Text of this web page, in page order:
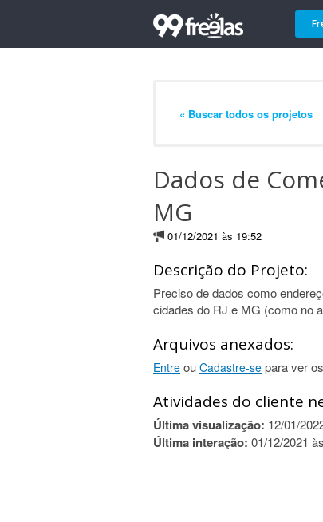
« Buscar todos os projetos
Dados de
MG
01/12/2021 às 19:52
Descrição do Projeto:
Preciso de dados como
cidades do RJ e MG (como no
Arquivos anexados:
Entre ou Cadastre-se para ver
Atividades do cliente
Última visualização: 12/01/
Última interação: 01/12/2021